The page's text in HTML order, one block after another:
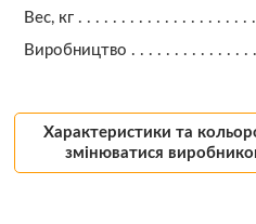
Вес, кг
Виробництво
Характеристики та
змінюватися